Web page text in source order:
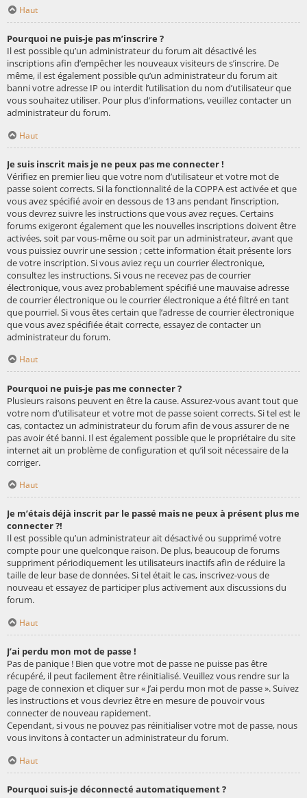
Haut
Pourquoi ne puis-je pas m’inscrire ?
Il est possible qu’un administrateur du forum ait désactivé les
inscriptions afin d’empêcher les nouveaux visiteurs de s’inscrire. De
même, il est également possible qu’un administrateur du forum ait
banni votre adresse IP ou interdit l’utilisation du nom d’utilisateur que
vous souhaitez utiliser. Pour plus d’informations, veuillez contacter un
administrateur du forum.
Haut
Je suis inscrit mais je ne peux pas me connecter !
Vérifiez en premier lieu que votre nom d’utilisateur et votre mot de
passe soient corrects. Si la fonctionnalité de la COPPA est activée et que
vous avez spécifié avoir en dessous de 13 ans pendant l’inscription,
vous devrez suivre les instructions que vous avez reçues. Certains
forums exigeront également que les nouvelles inscriptions doivent être
activées, soit par vous-même ou soit par un administrateur, avant que
vous puissiez ouvrir une session ; cette information était présente lors
de votre inscription. Si vous aviez reçu un courrier électronique,
consultez les instructions. Si vous ne recevez pas de courrier
électronique, vous avez probablement spécifié une mauvaise adresse
de courrier électronique ou le courrier électronique a été filtré en tant
que pourriel. Si vous êtes certain que l’adresse de courrier électronique
que vous avez spécifiée était correcte, essayez de contacter un
administrateur du forum.
Haut
Pourquoi ne puis-je pas me connecter ?
Plusieurs raisons peuvent en être la cause. Assurez-vous avant tout que
votre nom d’utilisateur et votre mot de passe soient corrects. Si tel est le
cas, contactez un administrateur du forum afin de vous assurer de ne
pas avoir été banni. Il est également possible que le propriétaire du site
internet ait un problème de configuration et qu’il soit nécessaire de la
corriger.
Haut
Je m’étais déjà inscrit par le passé mais ne peux à présent plus me
connecter ?!
Il est possible qu’un administrateur ait désactivé ou supprimé votre
compte pour une quelconque raison. De plus, beaucoup de forums
suppriment périodiquement les utilisateurs inactifs afin de réduire la
taille de leur base de données. Si tel était le cas, inscrivez-vous de
nouveau et essayez de participer plus activement aux discussions du
forum.
Haut
J’ai perdu mon mot de passe !
Pas de panique ! Bien que votre mot de passe ne puisse pas être
récupéré, il peut facilement être réinitialisé. Veuillez vous rendre sur la
page de connexion et cliquer sur « J’ai perdu mon mot de passe ». Suivez
les instructions et vous devriez être en mesure de pouvoir vous
connecter de nouveau rapidement.
Cependant, si vous ne pouvez pas réinitialiser votre mot de passe, nous
vous invitons à contacter un administrateur du forum.
Haut
Pourquoi suis-je déconnecté automatiquement ?